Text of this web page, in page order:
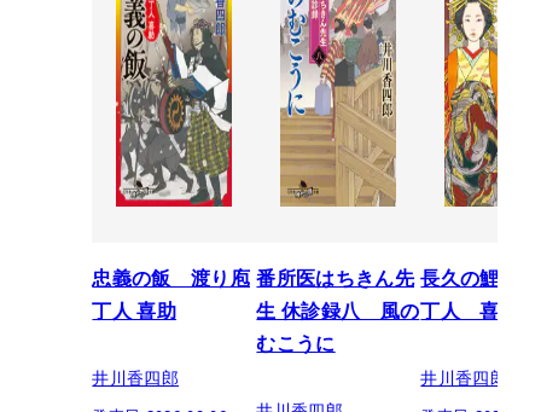
忠義の飯 渡り庖
丁人 喜助
井川香四郎
番所医はちきん先
生 休診録八 風の
むこうに
長久の鯉 渡
丁人 喜助
井川香四郎